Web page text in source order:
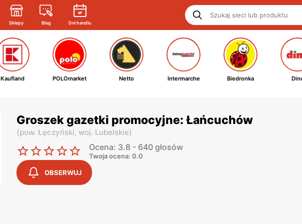
Sklepy Blog Dni handlu
Kaufland POLOmarket Netto Intermarche Biedronka
Groszek gazetki promocyjne: Łańcuchów
(pow. Łęczyński, woj. Lubelskie)
Ocena: 3.8 - 640 głosów
Twoja ocena: 0.0
OBSERWUJ